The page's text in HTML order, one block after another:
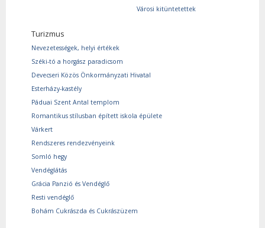
Városi kitüntetettek
Turizmus
Nevezetességek, helyi értékek
Széki-tó a horgász paradicsom
Devecseri Közös Önkormányzati Hivatal
Esterházy-kastély
Páduai Szent Antal templom
Romantikus stílusban épített iskola épülete
Várkert
Rendszeres rendezvényeink
Somló hegy
Vendéglátás
Grácia Panzió és Vendéglő
Resti vendéglő
Bohám Cukrászda és Cukrászüzem